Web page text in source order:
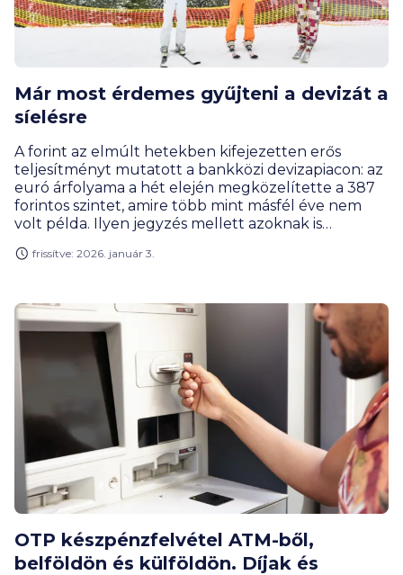
Már most érdemes gyűjteni a devizát a
síelésre
A forint az elmúlt hetekben kifejezetten erős
teljesítményt mutatott a bankközi devizapiacon: az
euró árfolyama a hét elején megközelítette a 387
forintos szintet, amire több mint másfél éve nem
volt példa. Ilyen jegyzés mellett azoknak is
közelgő síszezonra külföldi utazást terveznek.
frissítve: 2026. január 3.
OTP készpénzfelvétel ATM-ből,
belföldön és külföldön. Díjak és